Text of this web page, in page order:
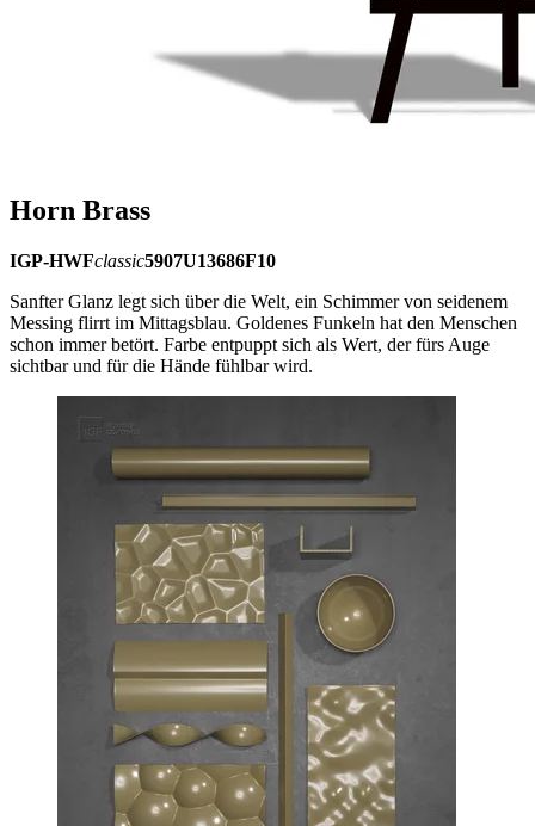
Horn Brass
IGP-HWFclassic5907U13686F10
Sanfter Glanz legt sich über die Welt, ein Schimmer von seidenem
Messing flirrt im Mittagsblau. Goldenes Funkeln hat den Menschen
schon immer betört. Farbe entpuppt sich als Wert, der fürs Auge
sichtbar und für die Hände fühlbar wird.